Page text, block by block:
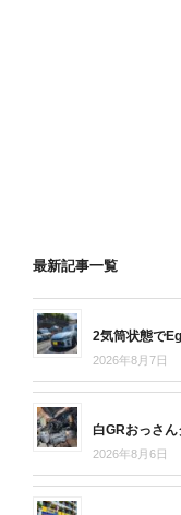
最新記事一覧
2気筒状態で
2026年8月7日
白GRおっさん
2026年8月6日